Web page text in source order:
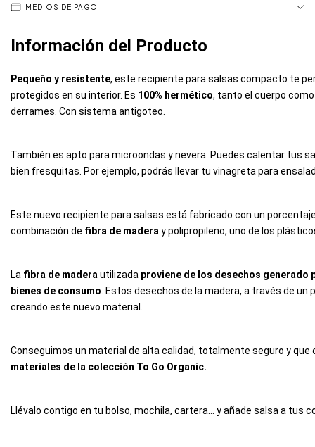
MEDIOS DE PAGO
Información del Producto
Pequeño y resistente, este recipiente para salsas compacto te
protegidos en su interior. Es 100% hermético, tanto el cuerpo
derrames. Con sistema antigoteo.
También es apto para microondas y nevera. Puedes calentar tus
bien fresquitas. Por ejemplo, podrás llevar tu vinagreta para
Este nuevo recipiente para salsas está fabricado con un
combinación de fibra de madera y polipropileno, uno de los
La fibra de madera utilizada proviene de los desechos
bienes de consumo . Estos desechos de la madera, a través de
creando este nuevo material.
Conseguimos un material de alta calidad, totalmente seguro y
materiales de la colección To Go Organic.
Llévalo contigo en tu bolso, mochila, cartera… y añade salsa a tus